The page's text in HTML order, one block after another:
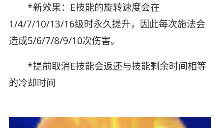
*新效果：E技能的旋转速度会在
1/4/7/10/13/16级时永久提升，因此每次施法会
造成5/6/7/8/9/10次伤害。
*提前取消E技能会返还与技能剩余时间相等
的冷却时间